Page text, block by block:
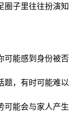
圈子里往往扮演知
可能感到身份被否
题，有时可能难以
可能会与家人产生